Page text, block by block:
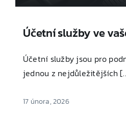
Účetní služby ve
Účetní služby jsou pro
jednou z nejdůležitějších
17 února, 2026